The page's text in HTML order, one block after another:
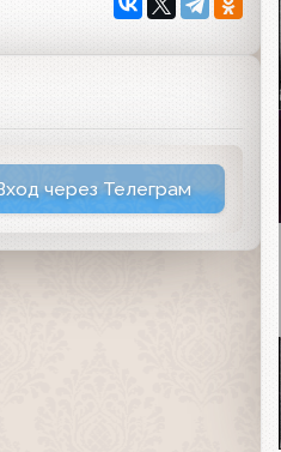
через Телеграм